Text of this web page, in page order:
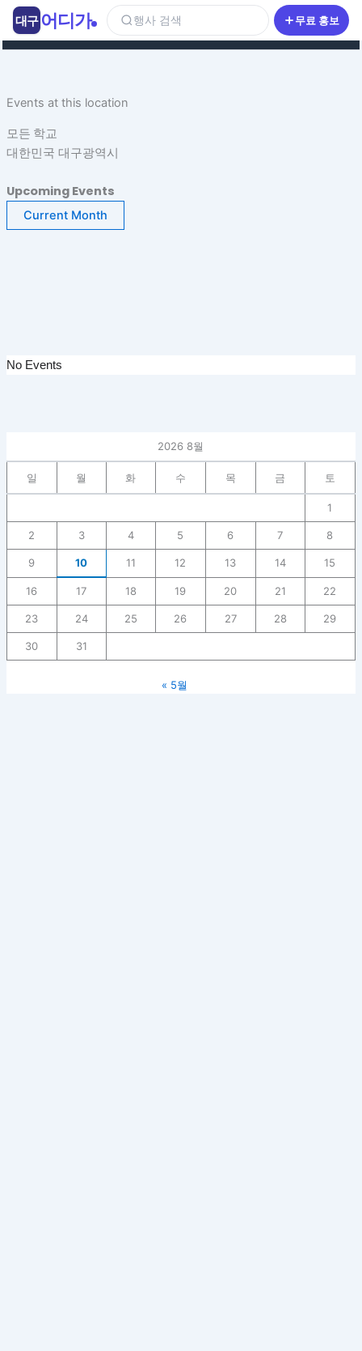
츠
너Events at this location
모든 학교
대한민국 대구광역시
Upcoming Events
Current Month
No Events
2026 8월
일 월 화 수 목 금 토
1
2 3 4 5 6 7 8
9 10 11 12 13 14 15
16 17 18 19 20 21 22
23 24 25 26 27 28 29
30 31
« 5월
대구 어디가 행사 검색 무료 홍보